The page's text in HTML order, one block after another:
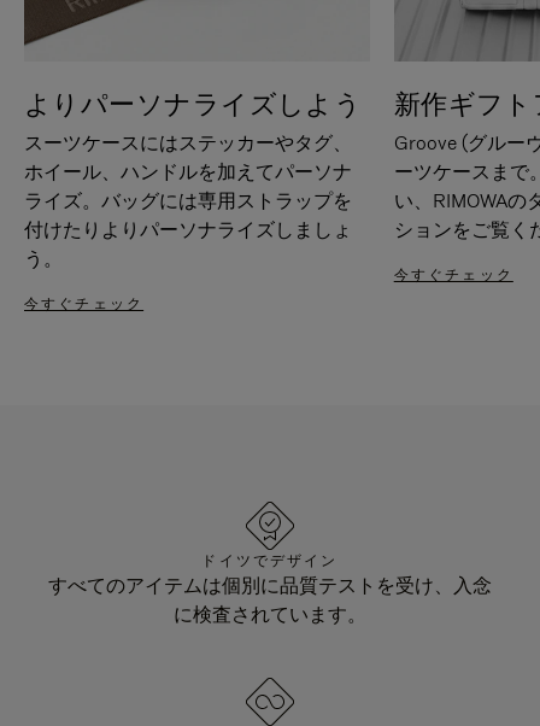
よりパーソナライズしよう
スーツケースにはステッカーやタグ、
ホイール、ハンドルを加えてパーソナ
ライズ。バッグには専用ストラップを
付けたりよりパーソナライズしましょ
う。
今すぐチェック
新作ギフ
Groove (グルー
ーツケースまで
い、RIMOWAの
ションをご覧く
今すぐチェック
ドイツでデザイン
すべてのアイテムは個別に品質テストを受け、入念
に検査されています。